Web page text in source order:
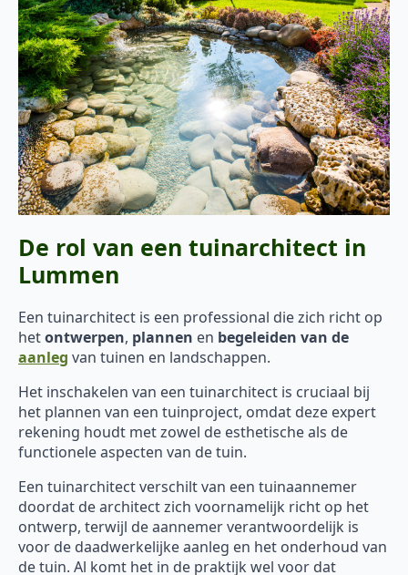
De rol van een tuinarchitect in
Lummen
Een tuinarchitect is een professional die zich richt op
hetontwerpen, plannen en begeleiden van de
aanleg van tuinen en landschappen.
Het inschakelen van een tuinarchitect is cruciaal bij
het plannen van een tuinproject, omdat deze expert
rekening houdt met zowel de esthetische als de
functionele aspecten van de tuin.
Een tuinarchitect verschilt van een tuinaannemer
doordat de architect zich voornamelijk richt op het
ontwerp, terwijl de aannemer verantwoordelijk is
voor de daadwerkelijke aanleg en het onderhoud van
de tuin. Al komt het in de praktijk wel voor dat